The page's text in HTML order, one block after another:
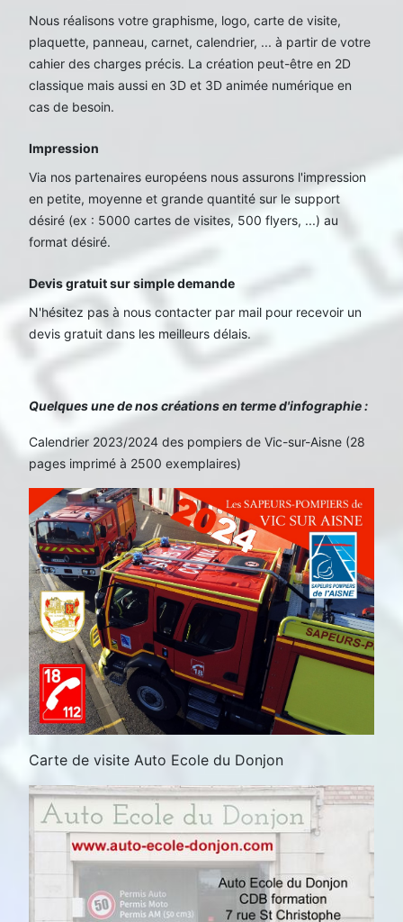
Nous réalisons votre graphisme, logo, carte de visite,
plaquette, panneau, carnet, calendrier, ... à partir de votre
cahier des charges précis. La création peut-être en 2D
classique mais aussi en 3D et 3D animée numérique en
cas de besoin.
Impression
Via nos partenaires européens nous assurons l'impression
en petite, moyenne et grande quantité sur le support
désiré (ex : 5000 cartes de visites, 500 flyers, ...) au
format désiré.
Devis gratuit sur simple demande
N'hésitez pas à nous contacter par mail pour recevoir un
devis gratuit dans les meilleurs délais.
Quelques une de nos créations en terme d'infographie :
Calendrier 2023/2024 des pompiers de Vic-sur-Aisne (28
pages imprimé à 2500 exemplaires)
Carte de visite Auto Ecole du Donjon